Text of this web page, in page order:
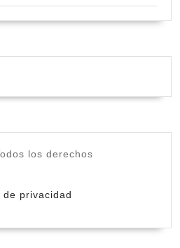
los derechos
de privacidad